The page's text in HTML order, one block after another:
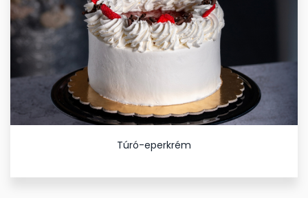
Túró-eperkrém